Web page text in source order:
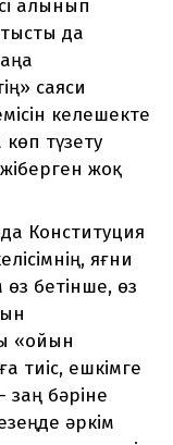
алынып
да
саяси
келешекте
түзету
жоқ
Конституция
яғни
бетінше, өз
«ойын
тиіс, ешкімге
бәріне
әркім